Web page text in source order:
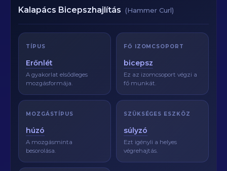
Kalapács Bicepszhajlítás (Hammer Curl)
TÍPUS
Erőnlét
A gyakorlat elsődleges
mozgásformája.
FŐ IZOMCSOPORT
bicepsz
Ez az izomcsoport végzi a
fő munkát.
MOZGÁSTÍPUS
húzó
A mozgásminta
besorolása.
SZÜKSÉGES ESZKÖZ
súlyzó
Ezt igényli a helyes
végrehajtás.